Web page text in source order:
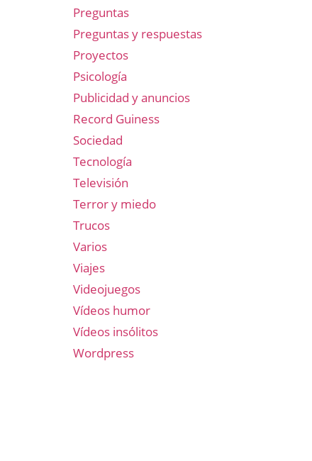
Preguntas
Preguntas y respuestas
Proyectos
Psicología
Publicidad y anuncios
Record Guiness
Sociedad
Tecnología
Televisión
Terror y miedo
Trucos
Varios
Viajes
Videojuegos
Vídeos humor
Vídeos insólitos
Wordpress